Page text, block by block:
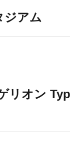
ジアム
リオン